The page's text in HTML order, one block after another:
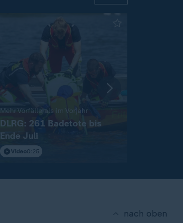
Mehr Vorfälle als im Vorjahr:
DLRG: 261 Badetote bis
Ende Juli
Video0:25
nach oben